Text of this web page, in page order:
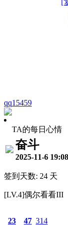
qq15459
TA的每日心情
奋斗
2025-11-6 19:08
签到天数: 24 天
[LV.4]偶尔看看III
23 47 314